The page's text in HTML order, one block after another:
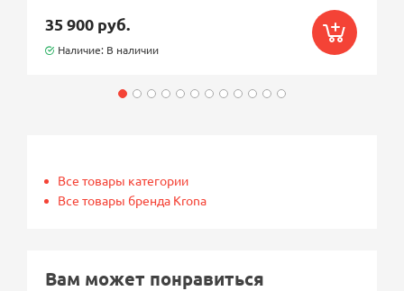
35 900 руб.
Наличие: В наличии
Все товары категории
Все товары бренда Krona
Вам может понравиться